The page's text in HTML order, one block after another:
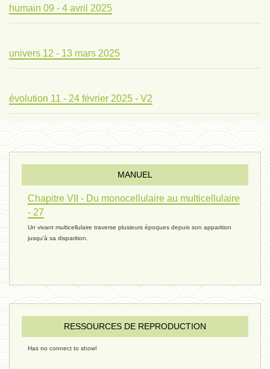
humain 09 - 4 avril 2025
univers 12 - 13 mars 2025
évolution 11 - 24 février 2025 - V2
évolution 10 - 4 février 2025
réconciliations 04 - 26 janvier
réchauffement 03 - 26 janvier 2025
ressources de vie 05 - 23 décembre
MANUEL
Chapitre VII - Du monocellulaire au multicellulaire
- 27
Un vivant multicellulaire traverse plusieurs époques depuis son apparition
jusqu'à sa disparition.
RESSOURCES DE REPRODUCTION
Has no connect to show!